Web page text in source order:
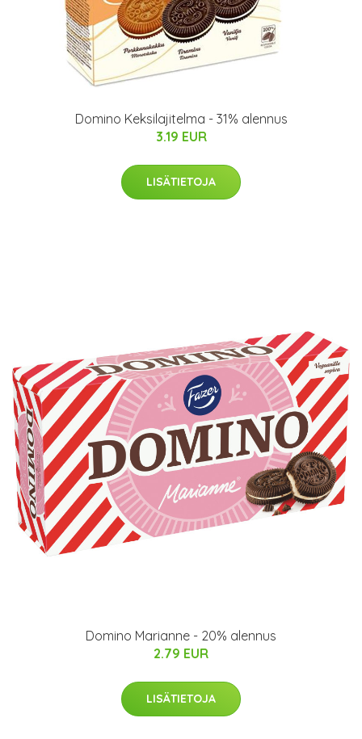
Domino Keksilajitelma - 31% alennus
3.19 EUR
LISÄTIETOJA
Domino Marianne - 20% alennus
2.79 EUR
LISÄTIETOJA